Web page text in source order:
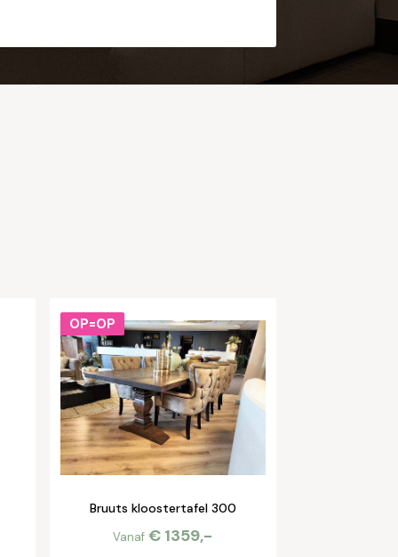
Bruuts kloostertafel 300
Vanaf € 1359,-
OP=OP